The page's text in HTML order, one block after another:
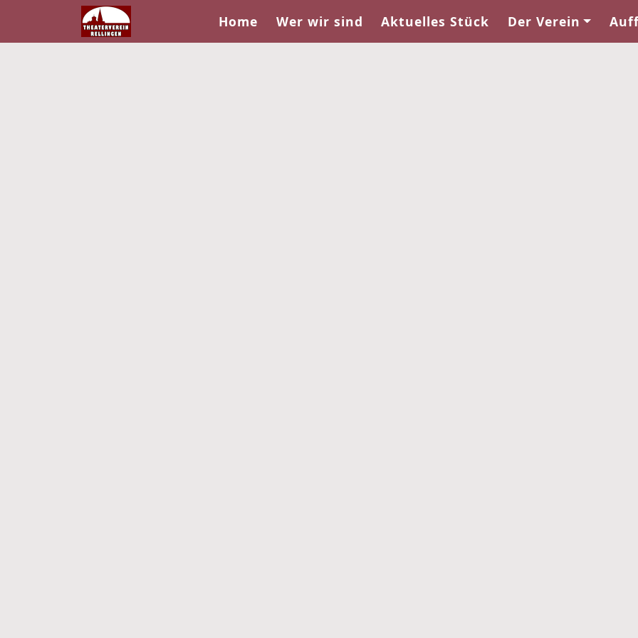
Home Wer wir sind Aktuelles Stück Der Verein